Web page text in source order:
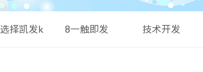
选择凯发k8一触即发 技术开发